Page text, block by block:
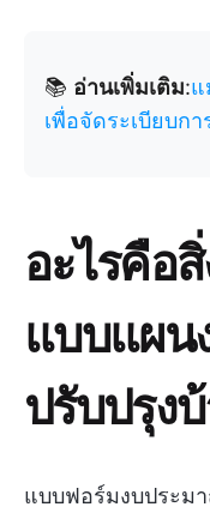
📚 อ่านเพิ่มเติม:แ
เพื่อจัดระเบียบก
อะไรคือ
แบบแผน
ปรับปรุง
แบบฟอร์มงบประม